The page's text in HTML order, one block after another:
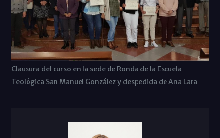
Clausura del curso en la sede de Ronda de la Escuela
Teológica San Manuel González y despedida de Ana Lara